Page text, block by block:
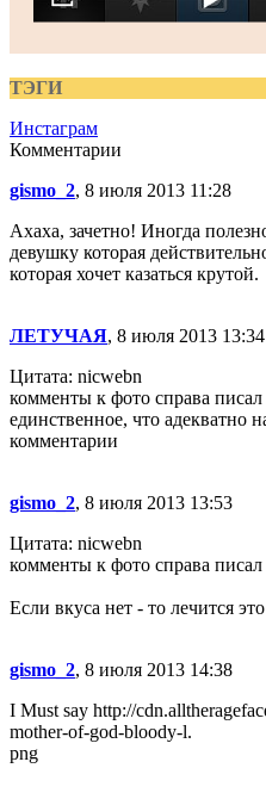
ТЭГИ
Инстаграм
Комментарии
gismo_2, 8 июля 2013 11:28
Ахаха, зачетно! Иногда
девушку которая
которая хочет казаться крутой.
ЛЕТУЧАЯ, 8 июля 2013 13:34
Цитата: nicwebn
комменты к фото справа
единственное, что адекватно
комментарии
gismo_2, 8 июля 2013 13:53
Цитата: nicwebn
комменты к фото справа
Если вкуса нет - то лечится
gismo_2, 8 июля 2013 14:38
I Must say http://
mother-of-god-bloody-l.
png